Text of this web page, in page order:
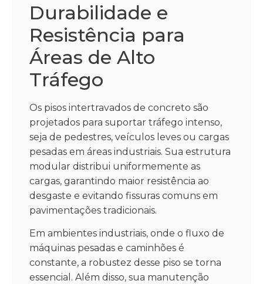
Durabilidade e
Resistência para
Áreas de Alto
Tráfego
Os pisos intertravados de concreto são
projetados para suportar tráfego intenso,
seja de pedestres, veículos leves ou cargas
pesadas em áreas industriais. Sua estrutura
modular distribui uniformemente as
cargas, garantindo maior resistência ao
desgaste e evitando fissuras comuns em
pavimentações tradicionais.
Em ambientes industriais, onde o fluxo de
máquinas pesadas e caminhões é
constante, a robustez desse piso se torna
essencial. Além disso, sua manutenção